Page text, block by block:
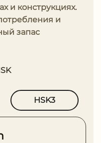
и конструкциях.
и
запас
HSK3